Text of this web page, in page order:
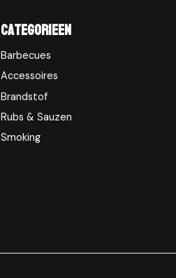
Categorieen
Barbecues
Accessoires
Brandstof
Rubs & Sauzen
Smoking